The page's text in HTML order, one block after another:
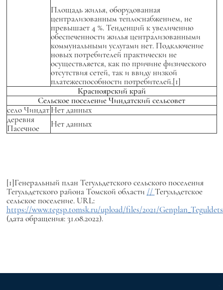
Площадь жилья, оборудованная
централизованным теплоснабжением, не
превышает 4 %. Тенденций к увеличению
обеспеченности жилья централизованными
коммунальными услугами нет. Подключение
новых потребителей практически не
осуществляется, как по причине физического
отсутствия сетей, так и ввиду низкой
платежеспособности потребителей.[1]
Красноярский край
Сельское поселение Чиндатский сельсовет
село Чиндат Нет данных
деревня
Пасечное
Нет данных
[1]Генеральный план Тегульдетского сельского поселения
Тегульдетского района Томской области //Тегульдетское
сельское поселение. URL:
https://www.tegsp.tomsk.ru/upload/files/2021/
(дата обращения: 31.08.2022).